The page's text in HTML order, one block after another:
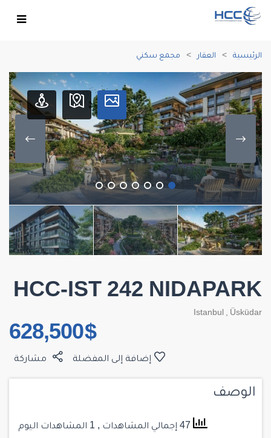
الرئيسية العقار مجمع سكني
HCC-IST 242 NIDAPARK
Istanbul , Üsküdar
$ 628,500
مشاركة إضافة إلى المفضلة
الوصف
, 1 المشاهدات اليوم